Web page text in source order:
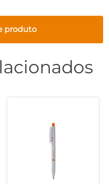
produto